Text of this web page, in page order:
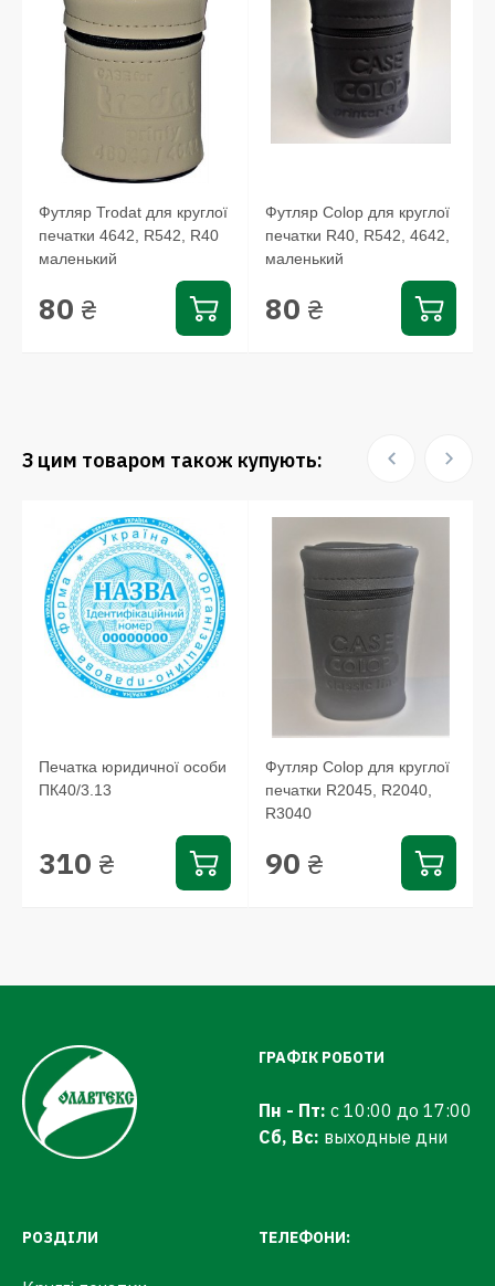
Футляр Trodat для круглої
печатки 4642, R542, R40
маленький
80 ₴
Футляр Colop для круглої
печатки R40, R542, 4642,
маленький
80 ₴
З цим товаром також купують:
Печатка юридичної особи
ПК40/3.13
310 ₴
Футляр Colop для круглої
печатки R2045, R2040,
R3040
90 ₴
ГРАФІК РОБОТИ
Пн - Пт: с 10:00 до 17:00
Сб, Вс: выходные дни
РОЗДІЛИ ТЕЛЕФОНИ: